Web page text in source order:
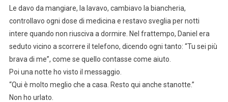
Le davo da mangiare, la lavavo, cambiavo la biancheria,
controllavo ogni dose di medicina e restavo sveglia per notti
intere quando non riusciva a dormire. Nel frattempo, Daniel era
seduto vicino a scorrere il telefono, dicendo ogni tanto: “Tu sei più
brava di me”, come se quello contasse come aiuto.
Poi una notte ho visto il messaggio.
“Qui è molto meglio che a casa. Resto qui anche stanotte.”
Non ho urlato.